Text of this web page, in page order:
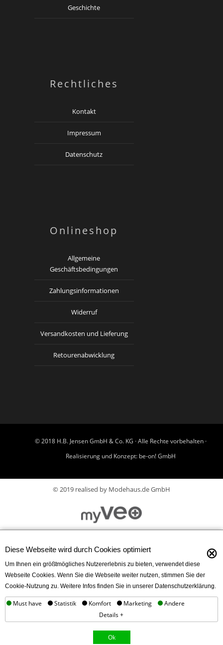
Geschichte
Rechtliches
Kontakt
Impressum
Datenschutz
Onlineshop
Allgemeine
Geschäftsbedingungen
Zahlungsinformationen
Widerruf
Versandkosten und Lieferung
Retourenabwicklung
© 2018 H.B. Jensen GmbH & Co. KG · Alle Rechte vorbehalten ·
Realisierung und Konzept: be-on! GmbH
© 2019 realised by Modehaus.de GmbH
Diese Webseite wird durch Cookies optimiert ⊗
Um Ihnen ein größtmögliches Nutzererlebnis zu bieten, verwendet diese
Webseite Cookies. Wenn Sie die Webseite weiter nutzen, stimmen Sie der
Cookie-Nutzung zu. Weitere Infos finden Sie in unserer Datenschutzerklärung.
Must have Statistik Komfort Marketing
Andere
Details +
Ok